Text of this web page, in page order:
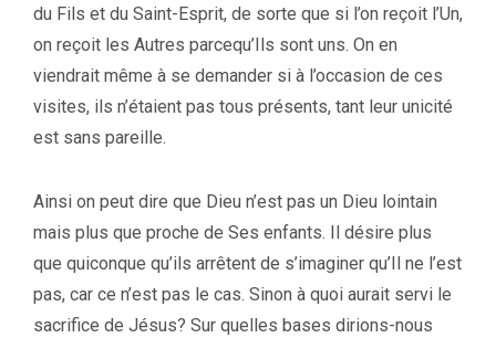
du Fils et du Saint-Esprit, de sorte que si l’on reçoit l’Un,
on reçoit les Autres parcequ’Ils sont uns. On en
viendrait même à se demander si à l’occasion de ces
visites, ils n’étaient pas tous présents, tant leur unicité
est sans pareille.
Ainsi on peut dire que Dieu n’est pas un Dieu lointain
mais plus que proche de Ses enfants. Il désire plus
que quiconque qu’ils arrêtent de s’imaginer qu’Il ne l’est
pas, car ce n’est pas le cas. Sinon à quoi aurait servi le
sacrifice de Jésus? Sur quelles bases dirions-nous